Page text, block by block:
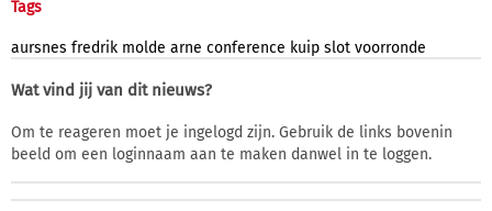
Tags
aursnes fredrik molde arne conference kuip slot voorronde
Wat vind jij van dit nieuws?
Om te reageren moet je ingelogd zijn. Gebruik de links bovenin
beeld om een loginnaam aan te maken danwel in te loggen.